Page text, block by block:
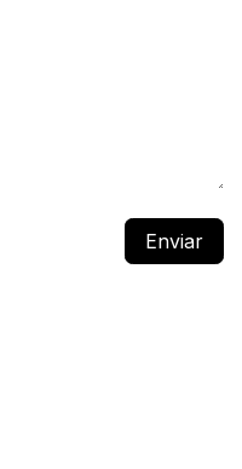
Enviar